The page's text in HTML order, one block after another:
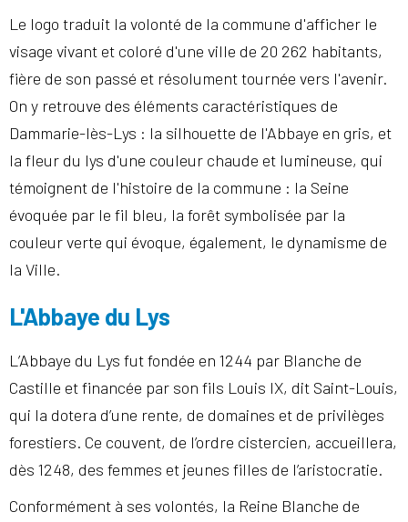
Le logo traduit la volonté de la commune d'afficher le
visage vivant et coloré d'une ville de 20 262 habitants,
fière de son passé et résolument tournée vers l'avenir.
On y retrouve des éléments caractéristiques de
Dammarie-lès-Lys : la silhouette de l'Abbaye en gris, et
la fleur du lys d'une couleur chaude et lumineuse, qui
témoignent de l'histoire de la commune : la Seine
évoquée par le fil bleu, la forêt symbolisée par la
couleur verte qui évoque, également, le dynamisme de
la Ville.
L'Abbaye du Lys
L’Abbaye du Lys fut fondée en 1244 par Blanche de
Castille et financée par son fils Louis IX, dit Saint-Louis,
qui la dotera d’une rente, de domaines et de privilèges
forestiers. Ce couvent, de l’ordre cistercien, accueillera,
dès 1248, des femmes et jeunes filles de l’aristocratie.
Conformément à ses volontés, la Reine Blanche de